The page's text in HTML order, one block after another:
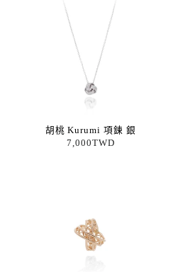
胡桃 Kurumi 項鍊 銀
7,000TWD